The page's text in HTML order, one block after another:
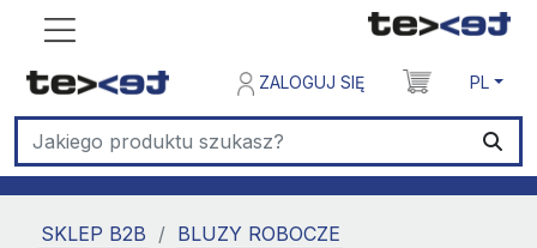
ZALOGUJ SIĘ PL
SKLEP B2B
BLUZY ROBOCZE